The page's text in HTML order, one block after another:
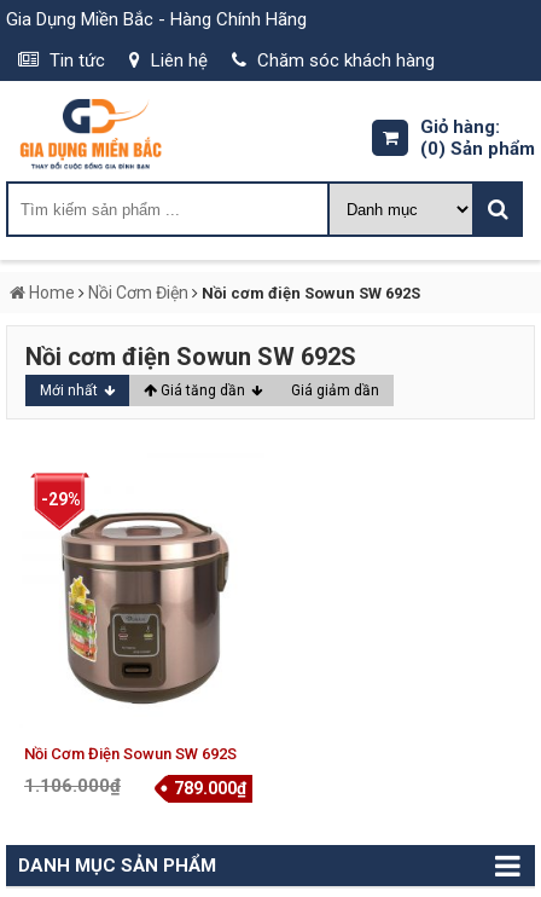
Gia Dụng Miền Bắc - Hàng Chính Hãng
Tin tức
Liên hệ Chăm sóc khách hàng
Giỏ hàng:
(0) Sản phẩm
Home Nồi Cơm Điện Nồi cơm điện Sowun SW 692S
Nồi cơm điện Sowun SW 692S
Mới nhất Giá tăng dần Giá giảm dần
-29%
Nồi Cơm Điện Sowun SW 692S
1.106.000₫ 789.000₫
DANH MỤC SẢN PHẨM